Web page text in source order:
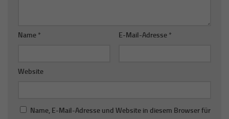
Name * E-Mail-Adresse *
Website
Name, E-Mail-Adresse und Website in diesem Browser für